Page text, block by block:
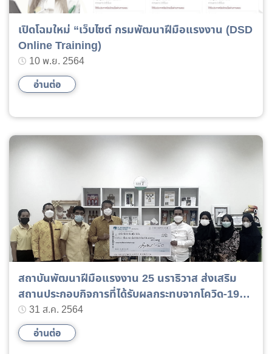
เปิดโฉมใหม่ “เว็บไซต์ กรมพัฒนาฝีมือแรงงาน (DSD
Online Training)
10 พ.ย. 2564
อ่านต่อ
สถาบันพัฒนาฝีมือแรงงาน 25 นราธิวาส ส่งเสริม
สถานประกอบกิจการที่ได้รับผลกระทบจากโควิด-19
ปล่อยกู้ปลอดดอกเบี้ย ช่วยเหลือด้านการพัฒนาฝีมือ
แรงงาน
31 ส.ค. 2564
อ่านต่อ